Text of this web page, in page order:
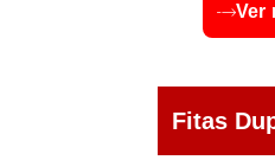
Ver
Fitas